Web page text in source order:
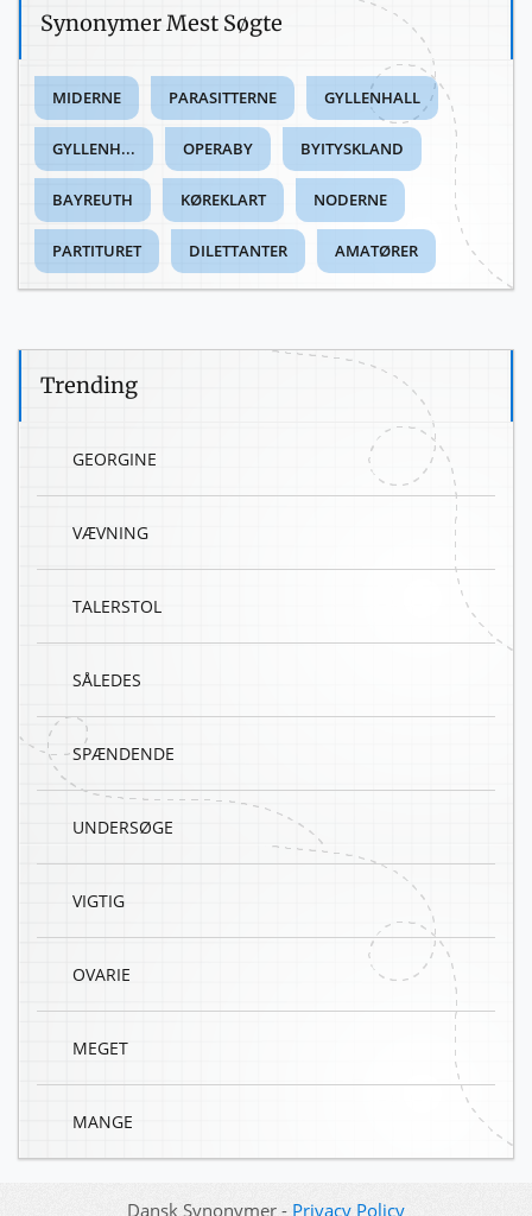
Synonymer Mest Søgte
MIDERNE PARASITTERNE GYLLENHALL
GYLLENH... OPERABY BYITYSKLAND
BAYREUTH KØREKLART NODERNE
PARTITURET DILETTANTER AMATØRER
Trending
GEORGINE
VÆVNING
TALERSTOL
SÅLEDES
SPÆNDENDE
UNDERSØGE
VIGTIG
OVARIE
MEGET
MANGE
Dansk Synonymer - Privacy Policy